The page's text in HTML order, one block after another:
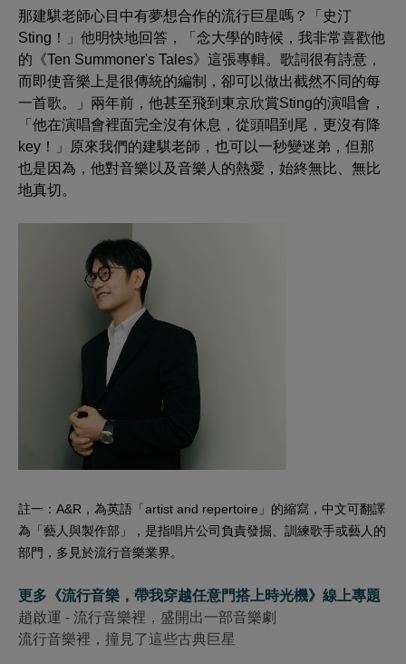
那建騏老師心目中有夢想合作的流行巨星嗎？「史汀
Sting！」他明快地回答，「念大學的時候，我非常喜歡他
的《Ten Summoner's Tales》這張專輯。歌詞很有詩意，
而即使音樂上是很傳統的編制，卻可以做出截然不同的每
一首歌。」兩年前，他甚至飛到東京欣賞Sting的演唱會，
「他在演唱會裡面完全沒有休息，從頭唱到尾，更沒有降
key！」原來我們的建騏老師，也可以一秒變迷弟，但那
也是因為，他對音樂以及音樂人的熱愛，始終無比、無比
地真切。
註一：A&R，為英語「artist and repertoire」的縮寫，中文可翻譯
為「藝人與製作部」，是指唱片公司負責發掘、訓練歌手或藝人的
部門，多見於流行音樂業界。
更多《流行音樂，帶我穿越任意門搭上時光機》線上專題
趙啟運 - 流行音樂裡，盛開出一部音樂劇
流行音樂裡，撞見了這些古典巨星